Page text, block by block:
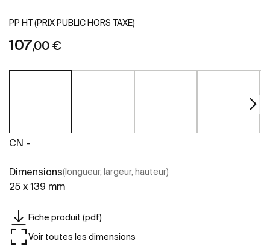
PP HT (PRIX PUBLIC HORS TAXE)
107,00 €
CN -
Dimensions(longueur, largeur, hauteur)
25 x 139 mm
Fiche produit (pdf)
Voir toutes les dimensions